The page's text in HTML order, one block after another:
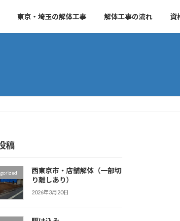
東京・埼玉の解体工事 解体工事の流れ 資
稿
西東京市・店舗解体（一部切
り離しあり）
2026年3月20日